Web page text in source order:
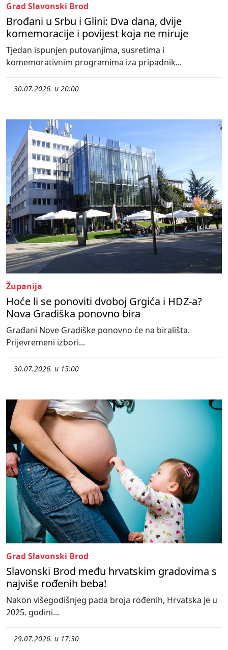
Grad Slavonski Brod
Brođani u Srbu i Glini: Dva dana, dvije
komemoracije i povijest koja ne miruje
Tjedan ispunjen putovanjima, susretima i
komemorativnim programima iza pripadnik...
30.07.2026. u 20:00
Županija
Hoće li se ponoviti dvoboj Grgića i HDZ-a?
Nova Gradiška ponovno bira
Građani Nove Gradiške ponovno će na birališta.
Prijevremeni izbori...
30.07.2026. u 15:00
Grad Slavonski Brod
Slavonski Brod među hrvatskim gradovima s
najviše rođenih beba!
Nakon višegodišnjeg pada broja rođenih, Hrvatska je u
2025. godini...
29.07.2026. u 17:30